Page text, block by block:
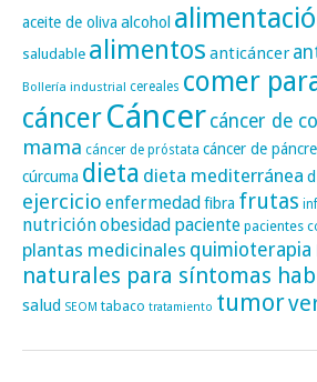
aceite de oliva alcohol
saludable alimentos anticáncer
Bollería industrial cereales comer
cáncerCáncer cáncer de
mama cáncer de próstata cáncer de
cúrcuma dieta dieta mediterránea
ejercicio enfermedadfibra frutas
nutriciónobesidad paciente pacientes
plantas medicinales quimioterapia
naturales para síntomas
salud SEOM tabaco tratamiento tumor